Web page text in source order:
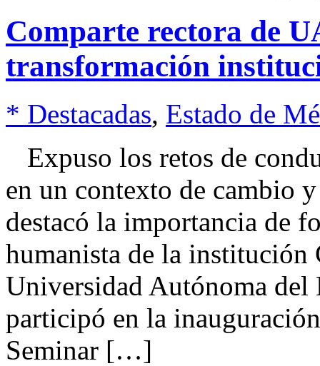
Comparte rectora de
transformación
* Destacadas, Estado de
Expuso los retos de
en un contexto de cambio
destacó la importancia de
humanista de la
Universidad Autónoma
participó en la
Seminar […]